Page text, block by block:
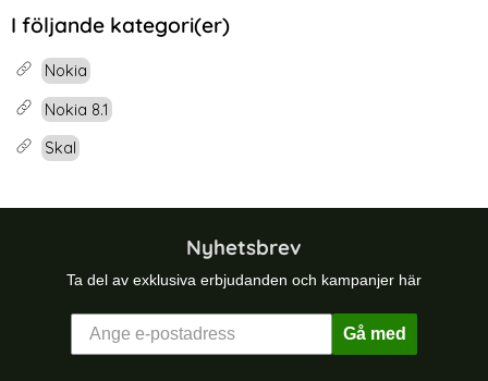
I följande kategori(er)
Nokia
Nokia 8.1
Skal
Nyhetsbrev
Ta del av exklusiva erbjudanden och kampanjer här
Gå med